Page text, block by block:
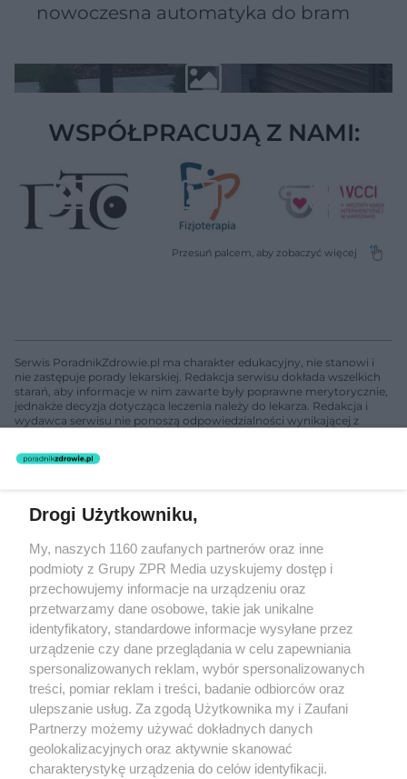
nowoczesna automatyka do bram
WSPÓŁPRACUJĄ Z NAMI:
Serwis PoradnikZdrowie.pl ma charakter edukacyjny, nie stanowi i
nie zastępuje porady lekarskiej. Redakcja serwisu dokłada wszelkich
starań, aby informacje w nim zawarte były poprawne merytorycznie,
jednakże decyzja dotycząca leczenia należy do lekarza. Redakcja i
wydawca serwisu nie ponoszą odpowiedzialności wynikającej z
świadczeń zdrowotnych w rozumieniu art. 3 ust 1 ustawy o
rozpowszechniany lub dalej rozpowszechniany w jakikolwiek sposób
(w tym także elektroniczny lub mechaniczny) na jakimkolwiek polu
eksploatacji w jakiejkolwiek formie, włącznie z umieszczaniem w
Internecie bez pisemnej zgody właściciela praw. Jakiekolwiek użycie
lub wykorzystanie utworów w całości lub w części z naruszeniem
prawa, tzn. bez właściwej zgody, jest zabronione pod groźbą kary i
może być ścigane prawnie.
O nas
Drogi Użytkowniku,
My, naszych 1160 zaufanych partnerów oraz inne
podmioty z Grupy ZPR Media uzyskujemy dostęp i
przechowujemy informacje na urządzeniu oraz
przetwarzamy dane osobowe, takie jak unikalne
identyfikatory, standardowe informacje wysyłane przez
urządzenie czy dane przeglądania w celu zapewniania
spersonalizowanych reklam, wybór spersonalizowanych
treści, pomiar reklam i treści, badanie odbiorców oraz
ulepszanie usług. Za zgodą Użytkownika my i Zaufani
Partnerzy możemy używać dokładnych danych
geolokalizacyjnych oraz aktywnie skanować
charakterystykę urządzenia do celów identyfikacji.